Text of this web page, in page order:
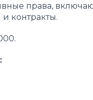
права,
контракты.